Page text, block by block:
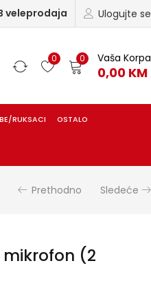
Ulogujte se
veleprodaja
0 0 Vaša Korpa
0,00 KM
RUKSACI OSTALO
Prethodno Sledeće
mikrofon (2